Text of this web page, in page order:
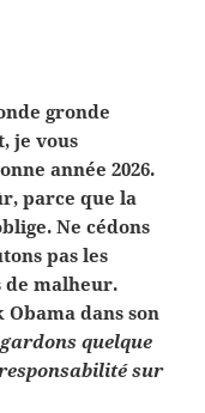
gronde
je vous
année 2026.
parce que la
Ne cédons
pas les
de malheur.
Obama dans son
quelque
sur